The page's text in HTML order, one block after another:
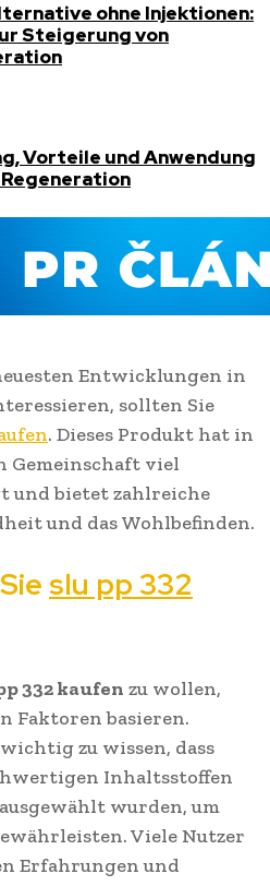
ohne Injektionen:
Steigerung von
Vorteile und Anwendung
Entwicklungen in
sollten Sie
. Dieses Produkt hat in
Gemeinschaft viel
und bietet zahlreiche
und das Wohlbefinden.
slu pp 332
332 kaufen zu wollen,
Faktoren basieren.
zu wissen, dass
Inhaltsstoffen
wurden, um
Viele Nutzer
Erfahrungen und